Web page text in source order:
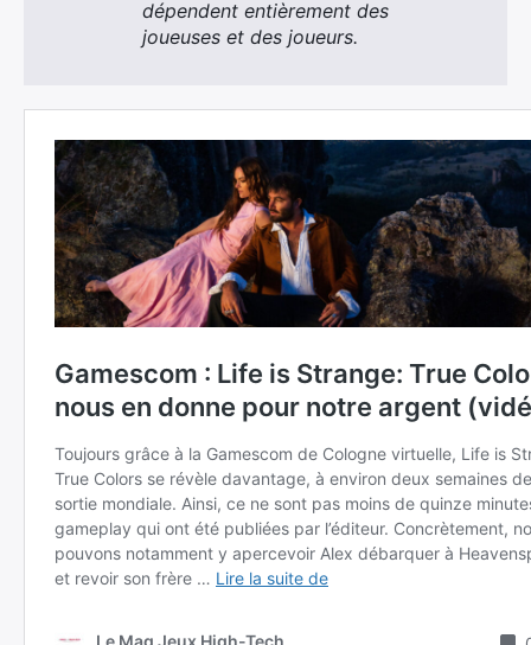
dépendent entièrement des
joueuses et des joueurs.